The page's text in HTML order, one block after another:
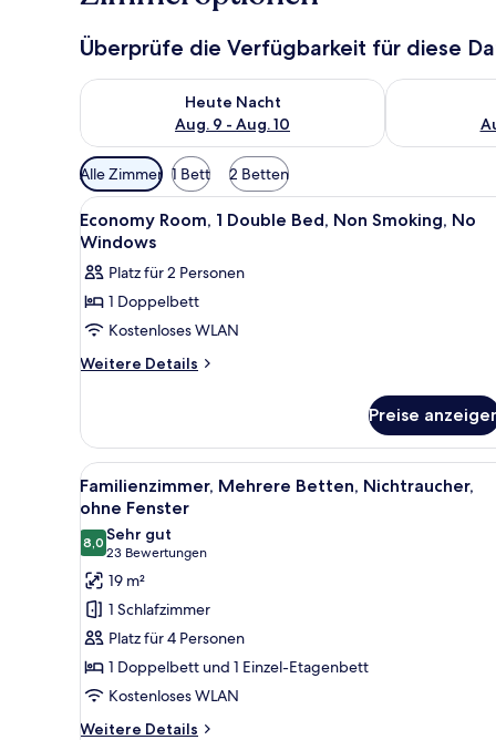
Überprüfe die Verfügbarkeit für diese
Heute Nacht
Aug. 9 - Aug. 10
Überprüfe die Verfügbarkeit für heute Nacht, Aug. 9
Überprüfe
Verfügbare
Filter
für
Zimmer
Alle Zimmer 1 Bett 2 Betten
Alle
Fotos
für
Economy
Room,
1
Double
Smoking,
No
Windows
anzeigen
Ein modernes Hotelzimmer
4
Economy Room, 1 Double Bed, Non Smoking, No
Windows
Platz für 2 Personen
1 Doppelbett
Kostenloses WLAN
Weitere Details
Weitere
Room,
Double
Bed,
Smoking,
No
Windows
Preise
Alle
Fotos
für
Familienzimmer,
Mehrere
Betten,
Nichtraucher,
ohne
Fenster
anzeigen
Ein modernes Hotelzimmer
4
Familienzimmer, Mehrere Betten, Nichtraucher,
ohne Fenster
8,08,0 von 10
Sehr gut
23 Bewertungen
(23
Bewertungen)
19 m²
1 Schlafzimmer
Platz für 4 Personen
1 Doppelbett und 1 Einzel-Etagenbett
Kostenloses WLAN
Weitere Details
Weitere